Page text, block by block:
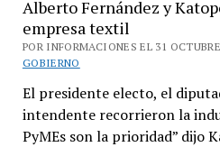
Alberto Fernández y
empresa textil
POR INFORMACIONES EL 31
GOBIERNO
El presidente electo, el
intendente recorrieron la
PyMEs son la prioridad” dijo